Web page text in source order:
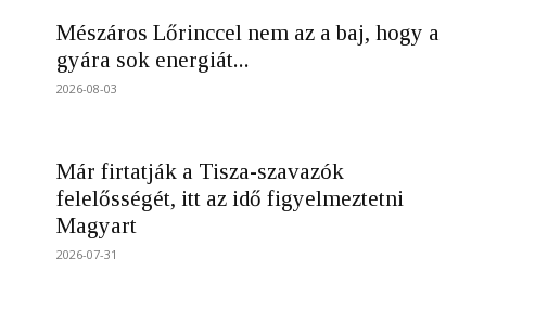
Mészáros Lőrinccel nem az a baj, hogy a
gyára sok energiát...
2026-08-03
Már firtatják a Tisza-szavazók
felelősségét, itt az idő figyelmeztetni
Magyart
2026-07-31